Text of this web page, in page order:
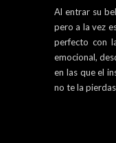
Al entrar su
pero a la vez
perfecto con
emocional,
en las que el
no te la